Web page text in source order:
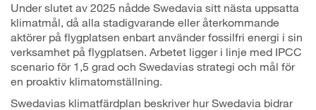
Under slutet av 2025 nådde Swedavia sitt nästa uppsatta
klimatmål, då alla stadigvarande eller återkommande
aktörer på flygplatsen enbart använder fossilfri energi i sin
verksamhet på flygplatsen. Arbetet ligger i linje med IPCC
scenario för 1,5 grad och Swedavias strategi och mål för
en proaktiv klimatomställning.
Swedavias klimatfärdplan beskriver hur Swedavia bidrar